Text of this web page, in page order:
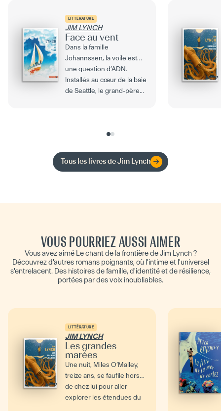
LITTÉRATURE
JIM LYNCH
Face au vent
Dans la famille
Johannssen, la voile est
une question d’ADN.
Installés au cœur de la baie
de Seattle, le grand-père...
Tous les livres deJim Lynch
VOUS POURRIEZ AUSSI AIMER
Vous avez aimé Le chant de la frontière de Jim Lynch ?
Découvrez d'autres romans poignants, où l'intime et l'universel
s'entrelacent. Des histoires de famille, d'identité et de résilience,
portées par des voix inoubliables.
LITTÉRATURE
JIM LYNCH
Les grandes
marées
Une nuit, Miles O’Malley,
treize ans, se faufile hors
de chez lui pour aller
explorer les étendues du